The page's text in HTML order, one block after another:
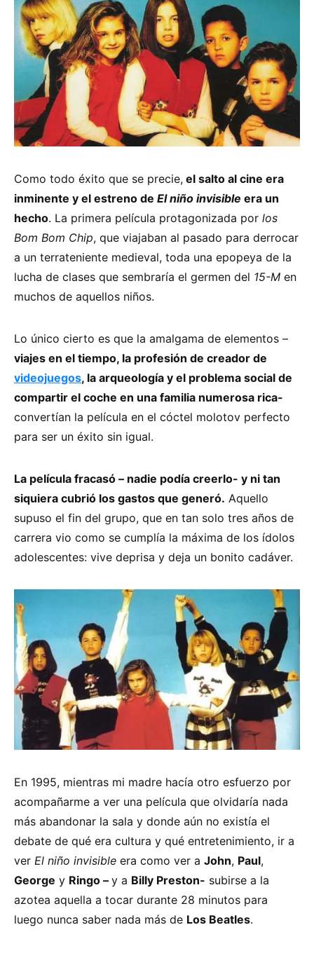
Como todo éxito que se precie, el salto al cine era
inminente y el estreno de El niño invisible era un
hecho. La primera película protagonizada por los
Bom Bom Chip, que viajaban al pasado para derrocar
a un terrateniente medieval, toda una epopeya de la
lucha de clases que sembraría el germen del 15-M en
muchos de aquellos niños.
Lo único cierto es que la amalgama de elementos –
viajes en el tiempo, la profesión de creador de
videojuegos, la arqueología y el problema social de
compartir el coche en una familia numerosa rica-
convertían la película en el cóctel molotov perfecto
para ser un éxito sin igual.
La película fracasó – nadie podía creerlo- y ni tan
siquiera cubrió los gastos que generó. Aquello
supuso el fin del grupo, que en tan solo tres años de
carrera vio como se cumplía la máxima de los ídolos
adolescentes: vive deprisa y deja un bonito cadáver.
En 1995, mientras mi madre hacía otro esfuerzo por
acompañarme a ver una película que olvidaría nada
más abandonar la sala y donde aún no existía el
debate de qué era cultura y qué entretenimiento, ir a
ver El niño invisible era como ver a John, Paul,
George y Ringo – y a Billy Preston- subirse a la
azotea aquella a tocar durante 28 minutos para
luego nunca saber nada más de Los Beatles.